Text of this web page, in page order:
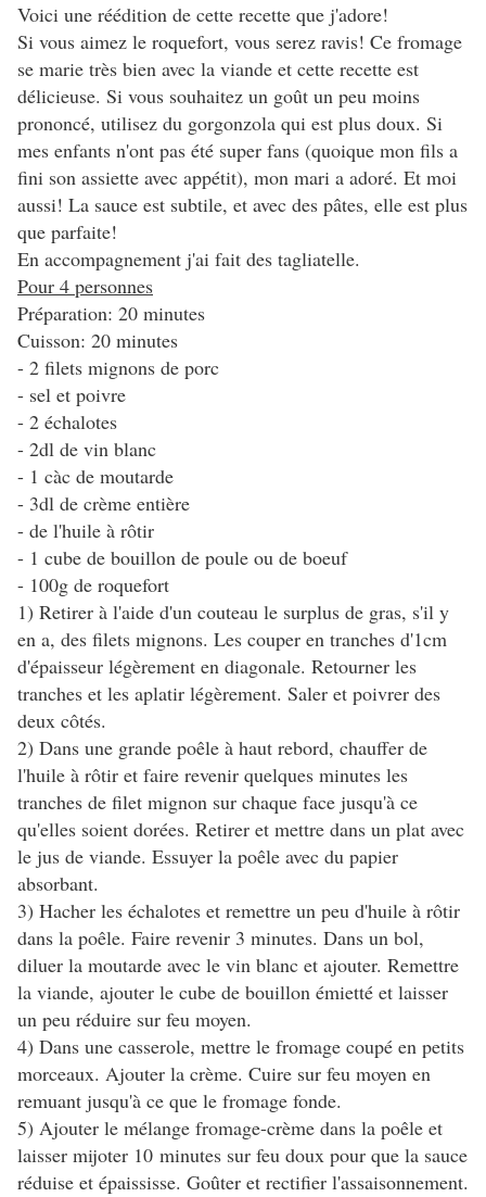
Voici une réédition de cette recette que j'adore!
Si vous aimez le roquefort, vous serez ravis! Ce fromage
se marie très bien avec la viande et cette recette est
délicieuse. Si vous souhaitez un goût un peu moins
prononcé, utilisez du gorgonzola qui est plus doux. Si
mes enfants n'ont pas été super fans (quoique mon fils a
fini son assiette avec appétit), mon mari a adoré. Et moi
aussi! La sauce est subtile, et avec des pâtes, elle est plus
que parfaite!
En accompagnement j'ai fait des tagliatelle.
Pour 4 personnes
Préparation: 20 minutes
Cuisson: 20 minutes
- 2 filets mignons de porc
- sel et poivre
- 2 échalotes
- 2dl de vin blanc
- 1 càc de moutarde
- 3dl de crème entière
- de l'huile à rôtir
- 1 cube de bouillon de poule ou de boeuf
- 100g de roquefort
1) Retirer à l'aide d'un couteau le surplus de gras, s'il y
en a, des filets mignons. Les couper en tranches d'1cm
d'épaisseur légèrement en diagonale. Retourner les
tranches et les aplatir légèrement. Saler et poivrer des
deux côtés.
2) Dans une grande poêle à haut rebord, chauffer de
l'huile à rôtir et faire revenir quelques minutes les
tranches de filet mignon sur chaque face jusqu'à ce
qu'elles soient dorées. Retirer et mettre dans un plat avec
le jus de viande. Essuyer la poêle avec du papier
absorbant.
3) Hacher les échalotes et remettre un peu d'huile à rôtir
dans la poêle. Faire revenir 3 minutes. Dans un bol,
diluer la moutarde avec le vin blanc et ajouter. Remettre
la viande, ajouter le cube de bouillon émietté et laisser
un peu réduire sur feu moyen.
4) Dans une casserole, mettre le fromage coupé en petits
morceaux. Ajouter la crème. Cuire sur feu moyen en
remuant jusqu'à ce que le fromage fonde.
5) Ajouter le mélange fromage-crème dans la poêle et
laisser mijoter 10 minutes sur feu doux pour que la sauce
réduise et épaississe. Goûter et rectifier l'assaisonnement.